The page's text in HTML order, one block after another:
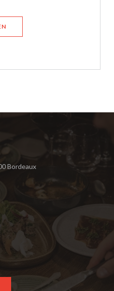
Bordeaux((öffnet ein neues
Fenster))
ein neues Fenster))